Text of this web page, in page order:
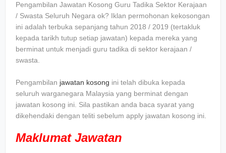
Pengambilan Jawatan Kosong Guru Tadika Sektor Kerajaan
/ Swasta Seluruh Negara ok? Iklan permohonan kekosongan
ini adalah terbuka sepanjang tahun 2018 / 2019 (tertakluk
kepada tarikh tutup setiap jawatan) kepada mereka yang
berminat untuk menjadi guru tadika di sektor kerajaan /
swasta.
Pengambilan jawatan kosong ini telah dibuka kepada
seluruh warganegara Malaysia yang berminat dengan
jawatan kosong ini. Sila pastikan anda baca syarat yang
dikehendaki dengan teliti sebelum apply jawatan kosong ini.
Maklumat Jawatan